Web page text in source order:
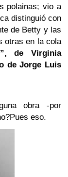
polainas; vio a
distinguió con
de Betty y las
otras en la cola
de Virginia
de Jorge Luis
obra -por
Pues eso.